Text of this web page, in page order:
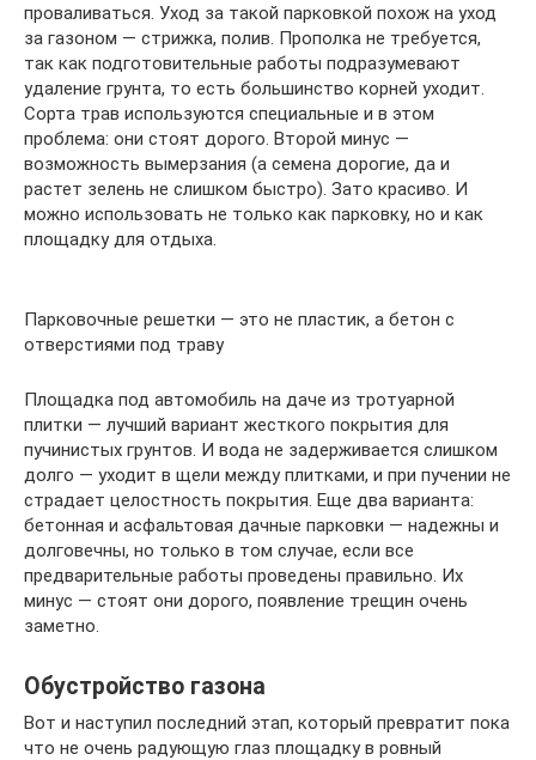
проваливаться. Уход за такой парковкой похож на уход
за газоном — стрижка, полив. Прополка не требуется,
так как подготовительные работы подразумевают
удаление грунта, то есть большинство корней уходит.
Сорта трав используются специальные и в этом
проблема: они стоят дорого. Второй минус —
возможность вымерзания (а семена дорогие, да и
растет зелень не слишком быстро). Зато красиво. И
можно использовать не только как парковку, но и как
площадку для отдыха.
Парковочные решетки — это не пластик, а бетон с
отверстиями под траву
Площадка под автомобиль на даче из тротуарной
плитки — лучший вариант жесткого покрытия для
пучинистых грунтов. И вода не задерживается слишком
долго — уходит в щели между плитками, и при пучении не
страдает целостность покрытия. Еще два варианта:
бетонная и асфальтовая дачные парковки — надежны и
долговечны, но только в том случае, если все
предварительные работы проведены правильно. Их
минус — стоят они дорого, появление трещин очень
заметно.
Обустройство газона
Вот и наступил последний этап, который превратит пока
что не очень радующую глаз площадку в ровный